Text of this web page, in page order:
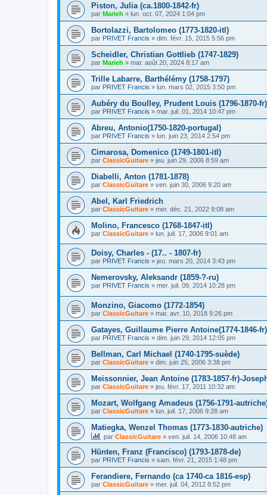
Piston, Julia (ca.1800-1842-fr)
par Marieh » lun. oct. 07, 2024 1:04 pm
Bortolazzi, Bartolomeo (1773-1820-itl)
par PRIVET Francis » dim. févr. 15, 2015 5:56 pm
Scheidler, Christian Gottlieb (1747-1829)
par Marieh » mar. août 20, 2024 8:17 am
Trille Labarre, Barthélémy (1758-1797)
par PRIVET Francis » lun. mars 02, 2015 3:50 pm
Aubéry du Boulley, Prudent Louis (1796-1870-fr)
par PRIVET Francis » mar. juil. 01, 2014 10:47 pm
Abreu, Antonio(1750-1820-portugal)
par PRIVET Francis » lun. juin 23, 2014 2:54 pm
Cimarosa, Domenico (1749-1801-itl)
par ClassicGuitare » jeu. juin 29, 2006 8:59 am
Diabelli, Anton (1781-1878)
par ClassicGuitare » ven. juin 30, 2006 9:20 am
Abel, Karl Friedrich
par ClassicGuitare » mer. déc. 21, 2022 9:08 am
Molino, Francesco (1768-1847-itl)
par ClassicGuitare » lun. juil. 17, 2006 9:01 am
Doisy, Charles - (17.. - 1807-fr)
par PRIVET Francis » jeu. mars 20, 2014 3:43 pm
Nemerovsky, Aleksandr (1859-?-ru)
par PRIVET Francis » mer. juil. 09, 2014 10:28 pm
Monzino, Giacomo (1772-1854)
par ClassicGuitare » mar. avr. 10, 2018 9:26 pm
Gatayes, Guillaume Pierre Antoine(1774-1846-fr)
par PRIVET Francis » dim. juin 29, 2014 12:05 pm
Bellman, Carl Michael (1740-1795-suède)
par ClassicGuitare » dim. juin 25, 2006 3:38 pm
Meissonnier, Jean Antoine (1783-1857-fr)-
par ClassicGuitare » jeu. févr. 17, 2011 10:32 am
Mozart, Wolfgang Amadeus (1756-1791-
par ClassicGuitare » lun. juil. 17, 2006 9:28 am
Matiegka, Wenzel Thomas (1773-1830-autriche)
par ClassicGuitare » ven. juil. 14, 2006 10:48 am
Hünten, Franz (Francisco) (1793-1878-de)
par PRIVET Francis » sam. févr. 21, 2015 1:48 pm
Ferandiere, Fernando (ca 1740-ca 1816-esp)
par ClassicGuitare » mer. juil. 04, 2012 8:52 pm